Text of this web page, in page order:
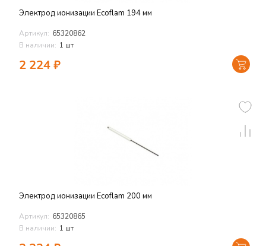
Электрод ионизации Ecoflam 194 мм
Артикул: 65320862
В наличии: 1 шт
2 224₽
Электрод ионизации Ecoflam 200 мм
Артикул: 65320865
В наличии: 1 шт